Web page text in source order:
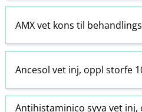
AMX vet kons til
Ancesol vet inj, oppl storfe
Antihistaminico syva vet